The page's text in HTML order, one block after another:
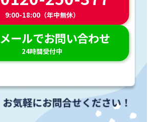
9:00-18:00（年中無休）
メールでお問い合わせ
24時間受付中